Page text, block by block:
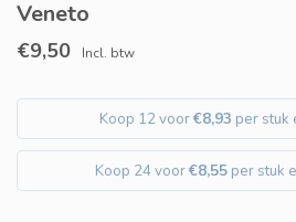
Veneto
€9,50 Incl. btw
Koop 12 voor€8,93 per stuk
Koop 24 voor€8,55 per stuk